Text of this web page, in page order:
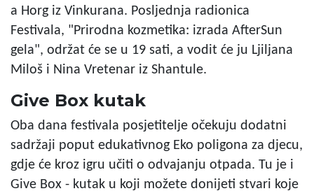
a Horg iz Vinkurana. Posljednja radionica
Festivala, "Prirodna kozmetika: izrada AfterSun
gela", održat će se u 19 sati, a vodit će ju Ljiljana
Miloš i Nina Vretenar iz Shantule.
Give Box kutak
Oba dana festivala posjetitelje očekuju dodatni
sadržaji poput edukativnog Eko poligona za djecu,
gdje će kroz igru učiti o odvajanju otpada. Tu je i
Give Box - kutak u koji možete donijeti stvari koje